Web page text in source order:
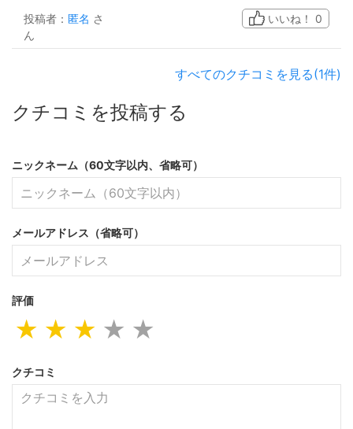
投稿者： 匿名 さ
ん
いいね！ 0
すべてのクチコミを見る(1件)
クチコミを投稿する
ニックネーム（60文字以内、省略可）
メールアドレス（省略可）
評価
★
★
★
★
★
クチコミ